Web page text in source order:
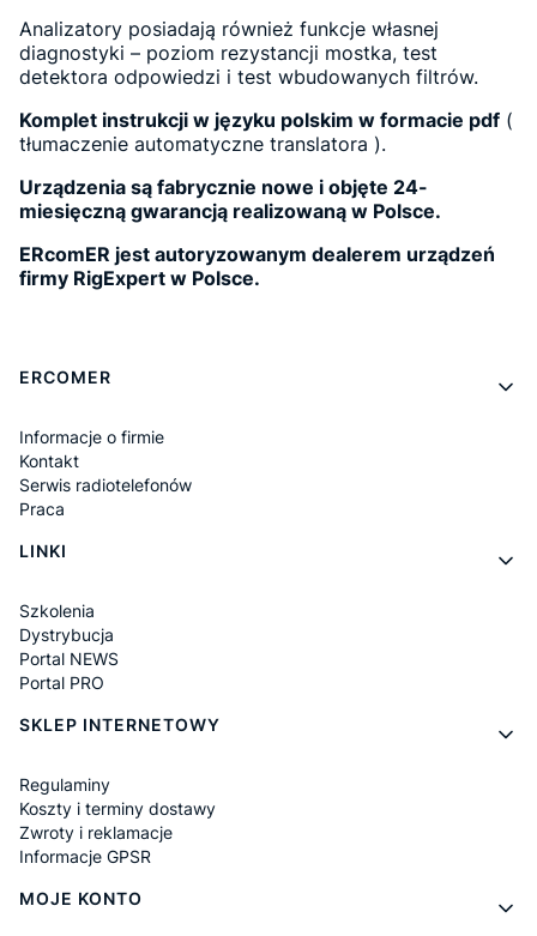
Analizatory posiadają również funkcje własnej
diagnostyki – poziom rezystancji mostka, test
detektora odpowiedzi i test wbudowanych filtrów.
Komplet instrukcji w języku polskim w formacie pdf (
tłumaczenie automatyczne translatora ).
Urządzenia są fabrycznie nowe i objęte 24-
miesięczną gwarancją realizowaną w Polsce.
ERcomER jest autoryzowanym dealerem urządzeń
firmy RigExpert w Polsce.
Linki w stopce
ERCOMER
Informacje o firmie
Kontakt
Serwis radiotelefonów
Praca
LINKI
Szkolenia
Dystrybucja
Portal NEWS
Portal PRO
SKLEP INTERNETOWY
Regulaminy
Koszty i terminy dostawy
Zwroty i reklamacje
Informacje GPSR
MOJE KONTO